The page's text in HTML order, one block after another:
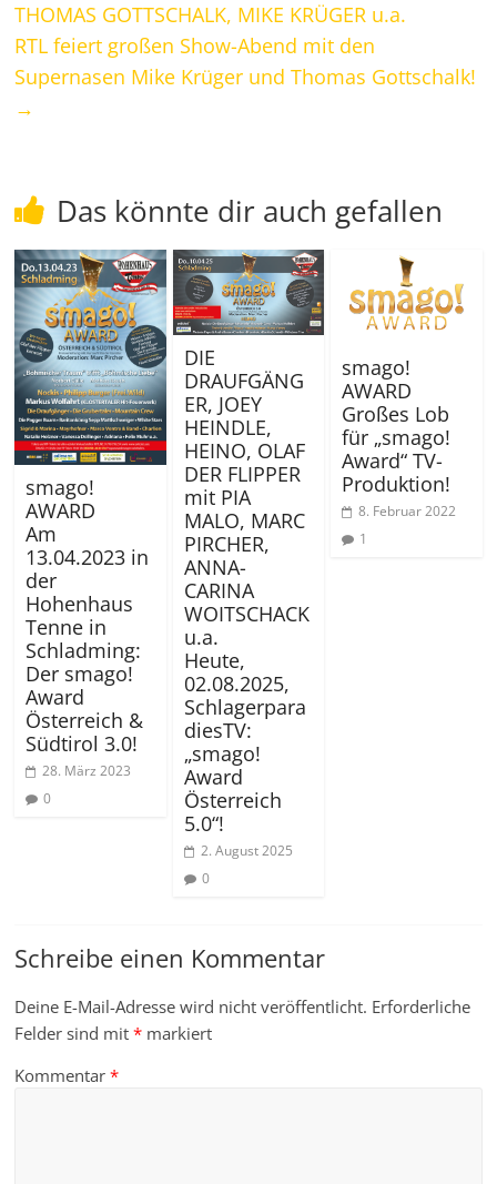
THOMAS GOTTSCHALK, MIKE KRÜGER u.a.
RTL feiert großen Show-Abend mit den
Supernasen Mike Krüger und Thomas Gottschalk!
→
Das könnte dir auch gefallen
smago!
AWARD
Am
13.04.2023 in
der
Hohenhaus
Tenne in
Schladming:
Der smago!
Award
Österreich &
Südtirol 3.0!
28. März 2023
0
DIE
DRAUFGÄNG
ER, JOEY
HEINDLE,
HEINO, OLAF
DER FLIPPER
mit PIA
MALO, MARC
PIRCHER,
ANNA-
CARINA
WOITSCHACK
u.a.
Heute,
02.08.2025,
Schlagerpara
diesTV:
„smago!
Award
Österreich
5.0“!
2. August 2025
0
smago!
AWARD
Großes Lob
für „smago!
Award“ TV-
Produktion!
8. Februar 2022
1
Schreibe einen Kommentar
Deine E-Mail-Adresse wird nicht veröffentlicht. Erforderliche
Felder sind mit* markiert
Kommentar*